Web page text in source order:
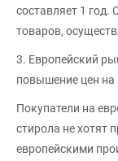
составляет 1 год.
товаров,
3. Европейский
повышение цен на
Покупатели на
стирола не хотят
европейскими